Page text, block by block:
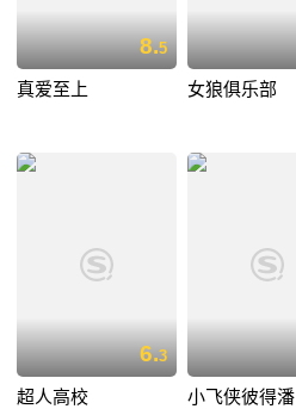
8.5
真爱至上 女狼俱乐部
6.3
超人高校 小飞侠彼得潘